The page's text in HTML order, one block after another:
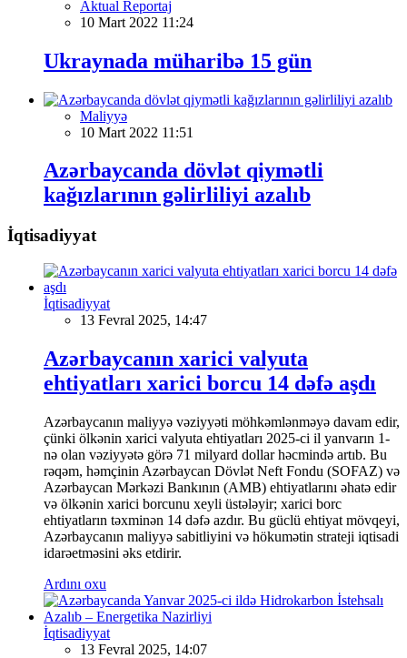
Aktual Reportaj
10 Mart 2022 11:24
Ukraynada müharibə 15 gün
Maliyyə
10 Mart 2022 11:51
Azərbaycanda dövlət qiymətli
kağızlarının gəlirliliyi azalıb
İqtisadiyyat
İqtisadiyyat
13 Fevral 2025, 14:47
Azərbaycanın xarici valyuta
ehtiyatları xarici borcu 14 dəfə aşdı
Azərbaycanın maliyyə vəziyyəti möhkəmlənməyə davam edir,
çünki ölkənin xarici valyuta ehtiyatları 2025-ci il yanvarın 1-
nə olan vəziyyətə görə 71 milyard dollar həcmində artıb. Bu
rəqəm, həmçinin Azərbaycan Dövlət Neft Fondu (SOFAZ) və
Azərbaycan Mərkəzi Bankının (AMB) ehtiyatlarını əhatə edir
və ölkənin xarici borcunu xeyli üstələyir; xarici borc
ehtiyatların təxminən 14 dəfə azdır. Bu güclü ehtiyat mövqeyi,
Azərbaycanın maliyyə sabitliyini və hökumətin strateji iqtisadi
idarəetməsini əks etdirir.
Ardını oxu
İqtisadiyyat
13 Fevral 2025, 14:07